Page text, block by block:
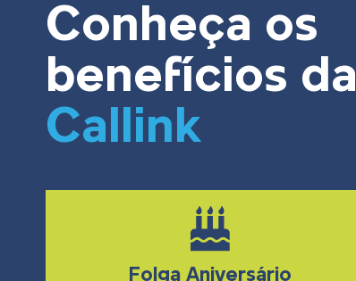
Conheça os
benefícios da
Callink
Folga Aniversário